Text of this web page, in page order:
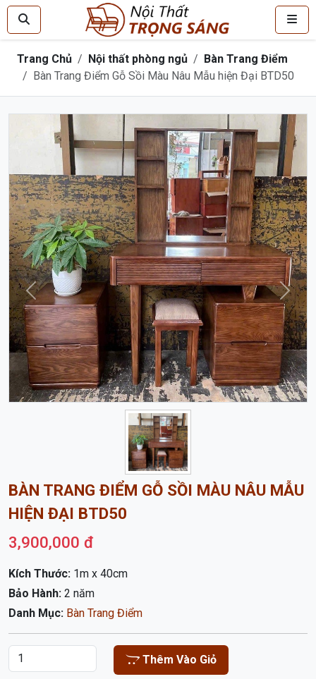
Trang Chủ Nội thất phòng ngủ
Bàn Trang Điểm
Bàn Trang Điểm Gỗ Sồi Màu Nâu Mẫu hiện Đại BTD50
Trước Sau
BÀN TRANG ĐIỂM GỖ SỒI MÀU NÂU MẪU
HIỆN ĐẠI BTD50
3,900,000 đ
Kích Thước: 1m x 40cm
Bảo Hành: 2 năm
Danh Mục: Bàn Trang Điểm
Thêm Vào Giỏ